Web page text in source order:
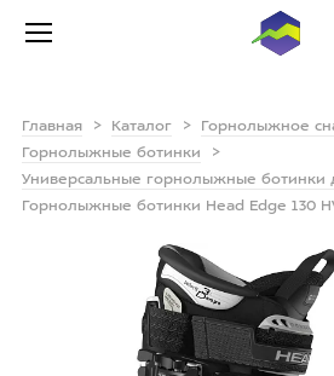
Главная Каталог
Горнолыжное
Горнолыжные ботинки
Универсальные горнолыжные ботинки
Горнолыжные ботинки Head Edge 130